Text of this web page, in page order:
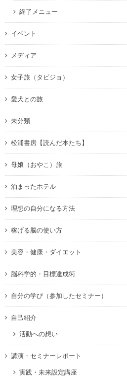
終了メニュー
イベント
メディア
女子旅（タビジョ）
愛犬との旅
未分類
松浦書房【読んだ本たち】
母娘（おやこ）旅
泊まったホテル
理想の自分になる方法
稼げる脳の使い方
美容・健康・ダイエット
脳科学的・目標達成術
自分の学び（参加したセミナー）
自己紹介
活動への想い
講演・セミナーレポート
実践・未来設定講座